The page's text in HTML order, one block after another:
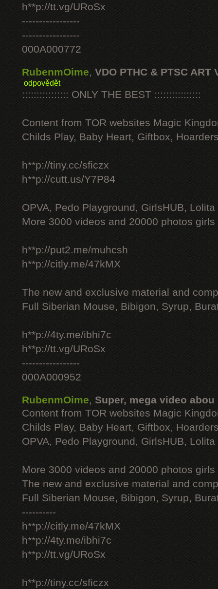
h**p://tt.vg/URoSx
-----------------
-----------------
000A000772
RubenmOime, VDO PTHC & PTSC ART
odpovědět
:::::::::::::::: ONLY THE BEST ::::::::::::::::
Content from TOR websites Magic
Childs Play, Baby Heart, Giftbox,
h**p://tiny.cc/sficzx
h**p://cutt.us/Y7P84
OPVA, Pedo Playground, GirlsHUB, Lolita
More 3000 videos and 20000 photos
h**p://put2.me/muhcsh
h**p://citly.me/47kMX
The new and exclusive material and
Full Siberian Mouse, Bibigon, Syrup,
h**p://4ty.me/ibhi7c
h**p://tt.vg/URoSx
-----------------
000A000952
RubenmOime, Super, mega video abou
Content from TOR websites Magic
Childs Play, Baby Heart, Giftbox,
OPVA, Pedo Playground, GirlsHUB, Lolita
More 3000 videos and 20000 photos
The new and exclusive material and
Full Siberian Mouse, Bibigon, Syrup,
----------
h**p://citly.me/47kMX
h**p://4ty.me/ibhi7c
h**p://tt.vg/URoSx
h**p://tiny.cc/sficzx